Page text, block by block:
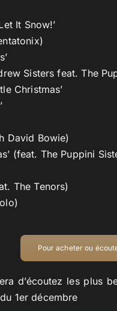
It Snow!’
Sisters feat. The
Christmas’
David Bowie)
(feat. The Puppini
The Tenors)
Pour acheter ou
d’écoutez les plus
1er décembre